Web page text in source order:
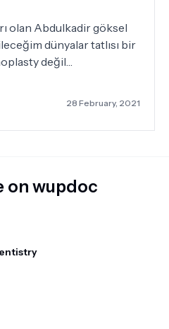
olan Abdulkadir göksel
dünyalar tatlısı bir
değil
olduğunu
hiç kalmadı hatta yeni
olduğumu anlamadı
dışında kendisi ve
hevesle gitmemi
28 February, 2021
on wupdoc